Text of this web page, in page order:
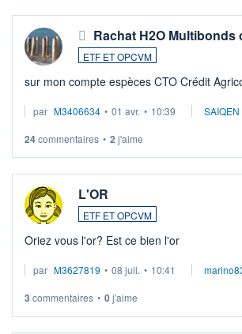
Rachat H2O Multibonds
ETF ET OPCVM
sur mon compte espèces CTO Crédit
par M3406634 • 01 avr. • 10:39 SAIQEN
24commentaires • 2 j'aime
L'OR
ETF ET OPCVM
Oriez vous l'or? Est ce bien l'or
par M3627819 • 08 juil. • 10:41
3 commentaires • 0j'aime